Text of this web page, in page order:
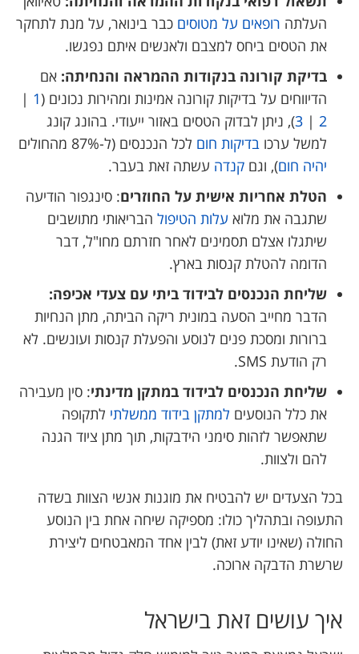
העלתה רופאים על מטוסים כבר בינואר, על מנת לתחקר
את הטסים ביחס למצבם ולאנשים איתם נפגשו.
בדיקת קורונה בנקודות ההמראה והנחיתה: אם
הדיווחים על בדיקות קורונה אמינות ומהירות נכונים (1
|
2
|
3), ניתן לבדוק הטסים באזור ייעודי. בהונג קונג
למשל ערכו בדיקות חום לכל הנכנסים (ל-87% מהחולים
יהיה חום), וגם קנדה עשתה זאת בעבר.
הטלת אחריות אישית על החוזרים: סינגפור הודיעה
שתגבה את מלוא עלות הטיפול הבריאותי מתושבים
שיתגלו אצלם תסמינים לאחר חזרתם מחו"ל, דבר
הדומה להטלת קנסות בארץ.
שליחת הנכנסים לבידוד ביתי עם צעדי אכיפה:
הדבר מחייב הסעה במונית ריקה הביתה, מתן הנחיות
ברורות ומסכת פנים לנוסע והפעלת קנסות ועונשים. לא
רק הודעת SMS.
שליחת הנכנסים לבידוד במתקן מדינתי: סין מעבירה
את כלל הנוסעים למתקן בידוד ממשלתי לתקופה
שתאפשר לזהות סימני הידבקות, תוך מתן ציוד הגנה
להם ולצוות.
בכל הצעדים יש להבטיח את מוגנות אנשי הצוות בשדה
התעופה ובתהליך כולו: מספיקה שיחה אחת בין הנוסע
החולה (שאינו יודע זאת) לבין אחד המאבטחים ליצירת
שרשרת הדבקה ארוכה.
איך עושים זאת בישראל